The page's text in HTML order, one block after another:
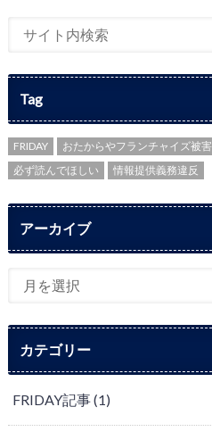
Tag
FRIDAY おたからやフランチャイズ被
必ず読んでほしい
情報提供義務違反
アーカイブ
カテゴリー
FRIDAY記事(1)